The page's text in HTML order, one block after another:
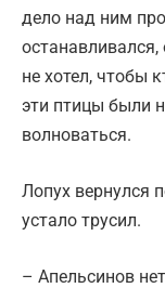
дело над ним
не хотел, чтобы
эти птицы были
волноваться.
Лопух вернулся
устало трусил.
– Апельсинов